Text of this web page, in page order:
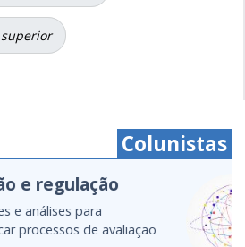
Colunistas
do setor
olhar global para as políticas,
e transformações da...